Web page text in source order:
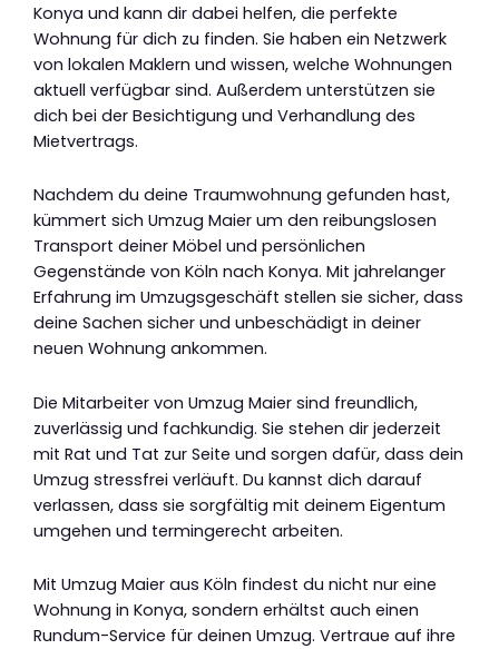
Konya und kann dir dabei helfen, die perfekte
Wohnung für dich zu finden. Sie haben ein Netzwerk
von lokalen Maklern und wissen, welche Wohnungen
aktuell verfügbar sind. Außerdem unterstützen sie
dich bei der Besichtigung und Verhandlung des
Mietvertrags.
Nachdem du deine Traumwohnung gefunden hast,
kümmert sich Umzug Maier um den reibungslosen
Transport deiner Möbel und persönlichen
Gegenstände von Köln nach Konya. Mit jahrelanger
Erfahrung im Umzugsgeschäft stellen sie sicher, dass
deine Sachen sicher und unbeschädigt in deiner
neuen Wohnung ankommen.
Die Mitarbeiter von Umzug Maier sind freundlich,
zuverlässig und fachkundig. Sie stehen dir jederzeit
mit Rat und Tat zur Seite und sorgen dafür, dass dein
Umzug stressfrei verläuft. Du kannst dich darauf
verlassen, dass sie sorgfältig mit deinem Eigentum
umgehen und termingerecht arbeiten.
Mit Umzug Maier aus Köln findest du nicht nur eine
Wohnung in Konya, sondern erhältst auch einen
Rundum-Service für deinen Umzug. Vertraue auf ihre